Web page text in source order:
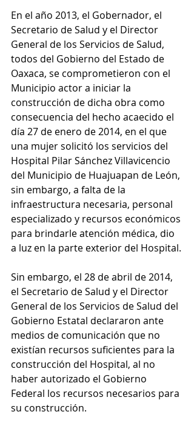
En el año 2013, el Gobernador, el
Secretario de Salud y el Director
General de los Servicios de Salud,
todos del Gobierno del Estado de
Oaxaca, se comprometieron con el
Municipio actor a iniciar la
construcción de dicha obra como
consecuencia del hecho acaecido el
día 27 de enero de 2014, en el que
una mujer solicitó los servicios del
Hospital Pilar Sánchez Villavicencio
del Municipio de Huajuapan de León,
sin embargo, a falta de la
infraestructura necesaria, personal
especializado y recursos económicos
para brindarle atención médica, dio
a luz en la parte exterior del Hospital.
Sin embargo, el 28 de abril de 2014,
el Secretario de Salud y el Director
General de los Servicios de Salud del
Gobierno Estatal declararon ante
medios de comunicación que no
existían recursos suficientes para la
construcción del Hospital, al no
haber autorizado el Gobierno
Federal los recursos necesarios para
su construcción.